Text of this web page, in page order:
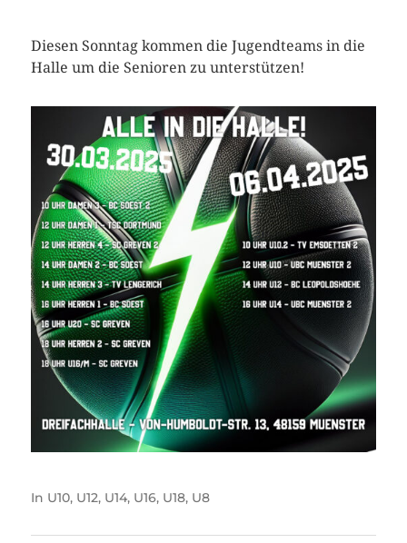
Diesen Sonntag kommen die Jugendteams in die
Halle um die Senioren zu unterstützen!
In U10, U12, U14, U16, U18, U8